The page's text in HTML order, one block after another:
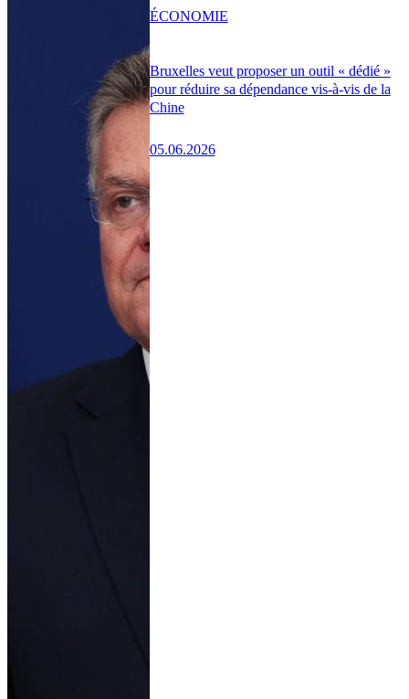
Bruxelles veut proposer un outil « dédié »
pour réduire sa dépendance vis-à-vis de la
Chine
05.06.2026
ÉCONOMIE